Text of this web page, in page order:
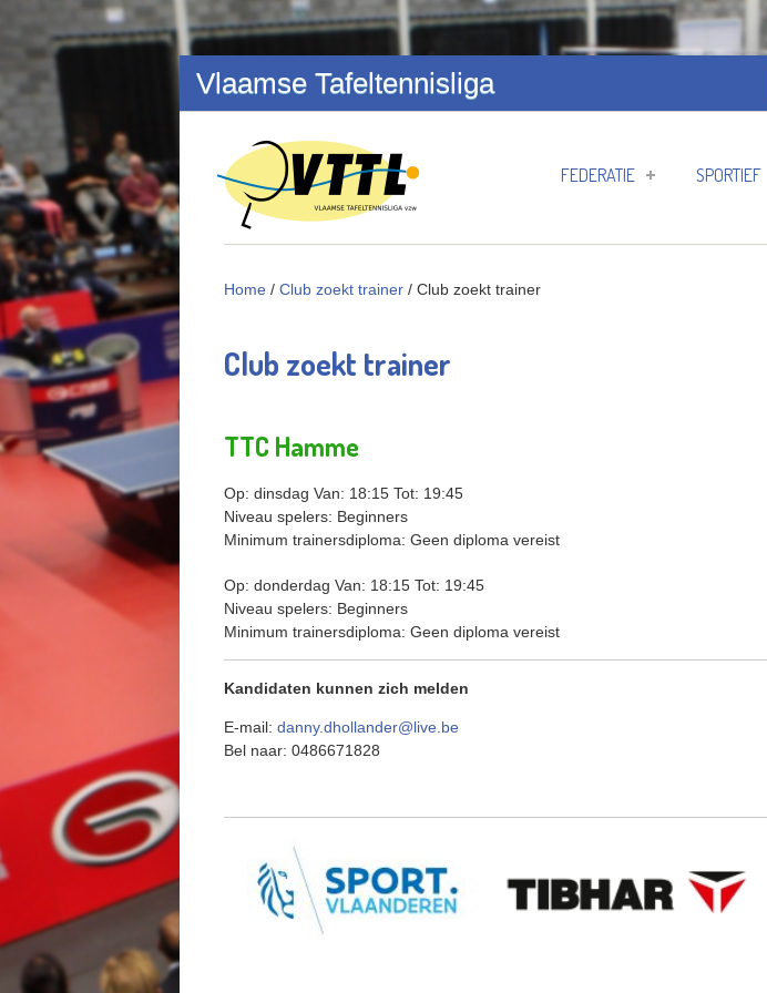
Overslaan en naar de inhoud gaan
Vlaamse Tafeltennisliga
FEDERATIE SPORTIEF
Home / Club zoekt trainer / Club zoekt trainer
Club zoekt trainer
TTC Hamme
Op: dinsdag Van: 18:15 Tot: 19:45
Niveau spelers: Beginners
Minimum trainersdiploma: Geen diploma vereist
Op: donderdag Van: 18:15 Tot: 19:45
Niveau spelers: Beginners
Minimum trainersdiploma: Geen diploma vereist
Kandidaten kunnen zich melden
E-mail: danny.dhollander@live.be
Bel naar: 0486671828